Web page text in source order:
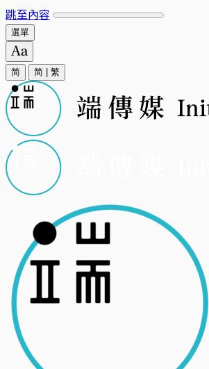
跳至內容
選單
简 简 繁